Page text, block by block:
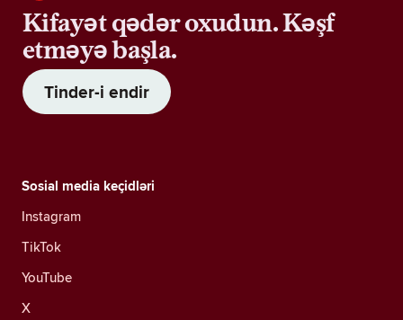
Kifayət qədər oxudun. Kəşf
etməyə başla.
Tinder-i endir
Sosial media keçidləri
Instagram
TikTok
YouTube
X